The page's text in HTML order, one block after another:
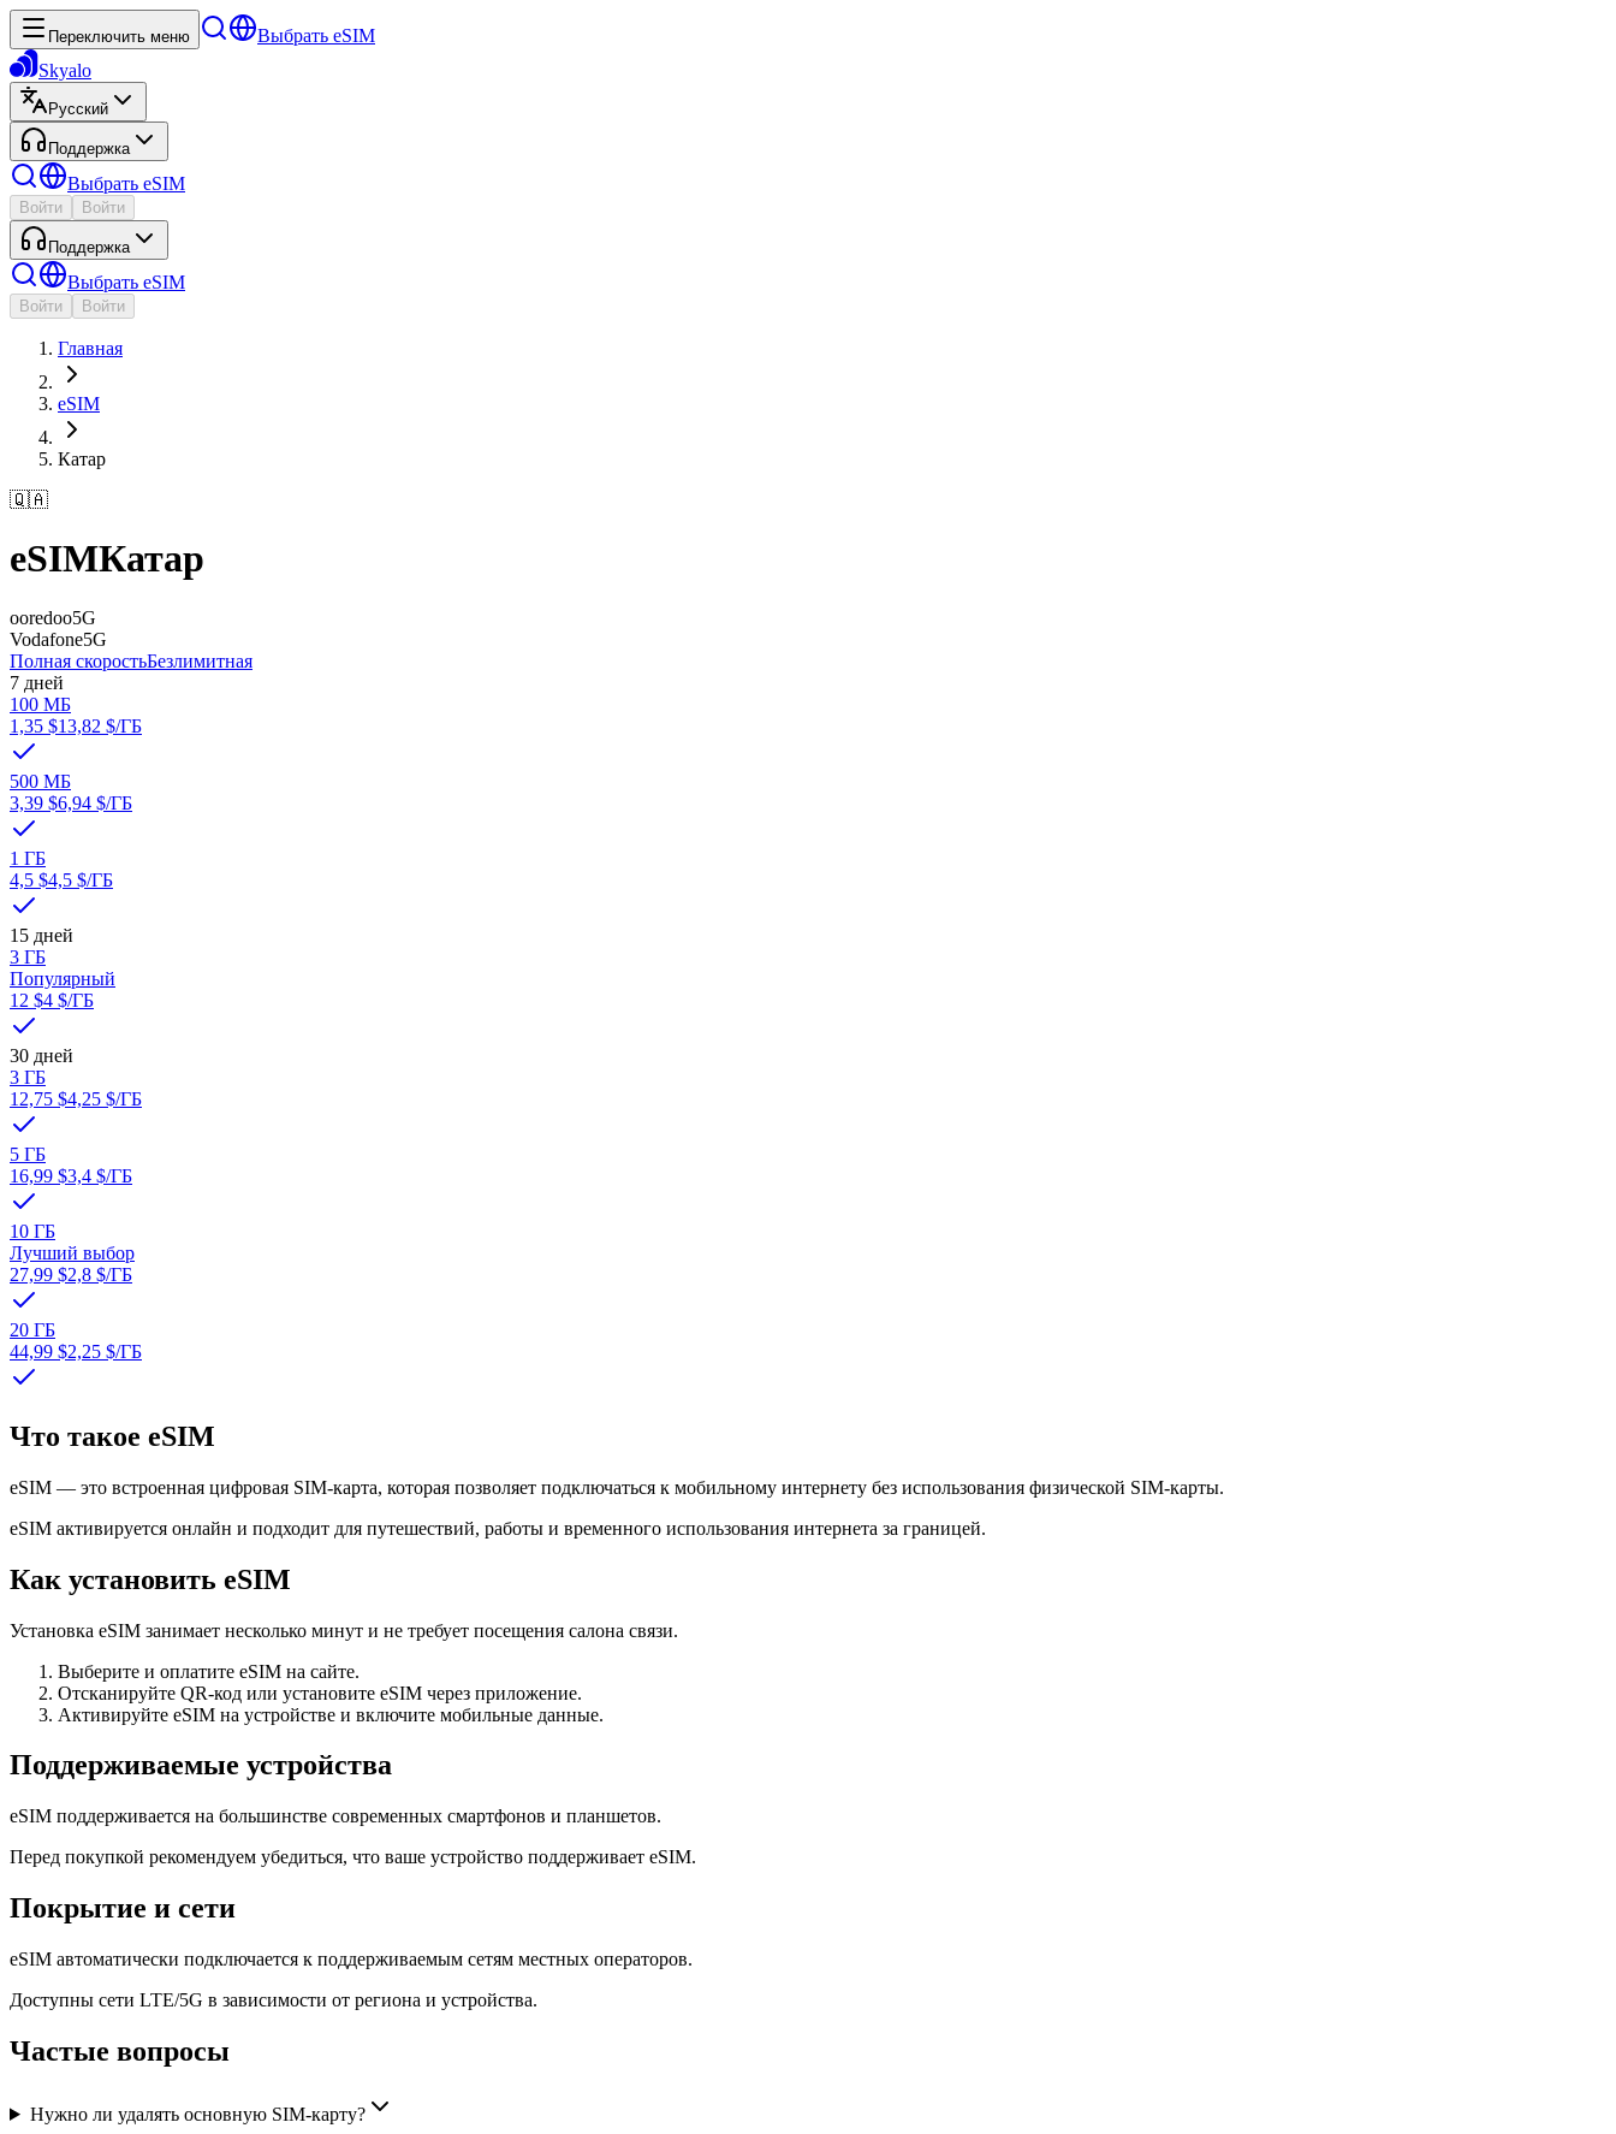
Переключить меню
Выбрать eSIM
Skyalo
Русский
Поддержка
Выбрать eSIM
Войти Войти
Поддержка
Выбрать eSIM
Войти Войти
Главная
eSIM
Катар
🇶🇦
eSIMКатар
ooredoo5G
Vodafone5G
Полная скоростьБезлимитная
7 дней
100 МБ
1,35 $13,82 $/ГБ
500 МБ
3,39 $6,94 $/ГБ
1 ГБ
4,5 $4,5 $/ГБ
15 дней
3 ГБ
Популярный
12 $4 $/ГБ
30 дней
3 ГБ
12,75 $4,25 $/ГБ
5 ГБ
16,99 $3,4 $/ГБ
10 ГБ
Лучший выбор
27,99 $2,8 $/ГБ
20 ГБ
44,99 $2,25 $/ГБ
Что такое eSIM
eSIM — это встроенная цифровая SIM-карта, которая позволяет подключаться к мобильному интернету без использования физической SIM-карты.
eSIM активируется онлайн и подходит для путешествий, работы и временного использования интернета за границей.
Как установить eSIM
Установка eSIM занимает несколько минут и не требует посещения салона связи.
Выберите и оплатите eSIM на сайте.
Отсканируйте QR-код или установите eSIM через приложение.
Активируйте eSIM на устройстве и включите мобильные данные.
Поддерживаемые устройства
eSIM поддерживается на большинстве современных смартфонов и планшетов.
Перед покупкой рекомендуем убедиться, что ваше устройство поддерживает eSIM.
Покрытие и сети
eSIM автоматически подключается к поддерживаемым сетям местных операторов.
Доступны сети LTE/5G в зависимости от региона и устройства.
Частые вопросы
Нужно ли удалять основную SIM-карту?